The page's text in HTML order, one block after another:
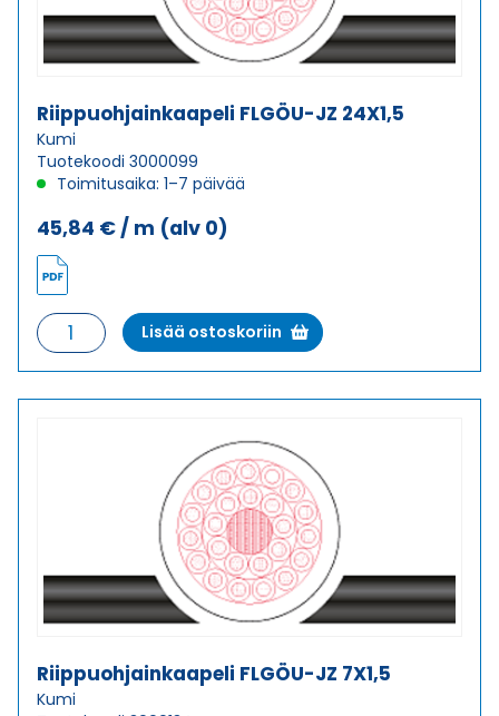
Riippuohjainkaapeli FLGÖU-JZ 24X1,5
Kumi
Tuotekoodi 3000099
Toimitusaika: 1–7 päivää
45,84 € / m (alv 0)
Riippuohjainkaapeli
FLGÖU-
JZ
Lisää ostoskoriin
Riippuohjainkaapeli FLGÖU-JZ 7X1,5
Kumi